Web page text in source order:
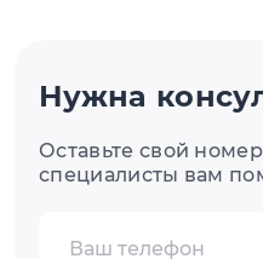
Нужна
Оставьте свой
специалисты вам